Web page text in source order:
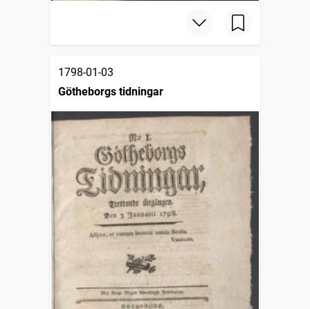
1798-01-03
Götheborgs tidningar